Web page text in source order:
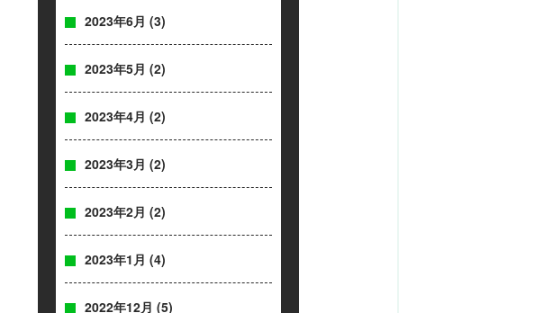
2023年6月 (3)
2023年5月 (2)
2023年4月 (2)
2023年3月 (2)
2023年2月 (2)
2023年1月 (4)
2022年12月 (5)